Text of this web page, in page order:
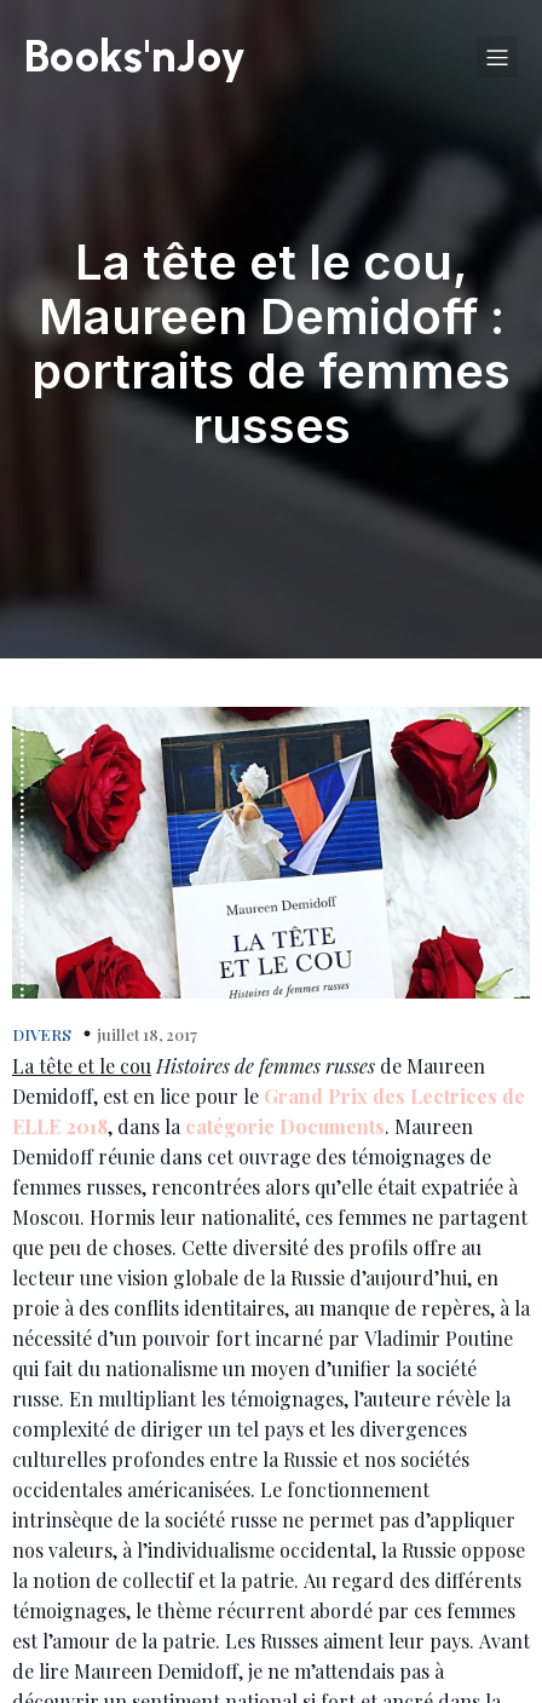
Books'nJoy
La tête et le cou,
Maureen Demidoff :
portraits de femmes
russes
DIVERS juillet 18, 2017
La tête et le cou Histoires de femmes russes de Maureen
Demidoff, est en lice pour le Grand Prix des Lectrices de
ELLE 2018, dans la catégorie Documents. Maureen
Demidoff réunie dans cet ouvrage des témoignages de
femmes russes, rencontrées alors qu’elle était expatriée à
Moscou. Hormis leur nationalité, ces femmes ne partagent
que peu de choses. Cette diversité des profils offre au
lecteur une vision globale de la Russie d’aujourd’hui, en
proie à des conflits identitaires, au manque de repères, à la
nécessité d’un pouvoir fort incarné par Vladimir Poutine
qui fait du nationalisme un moyen d’unifier la société
russe. En multipliant les témoignages, l’auteure révèle la
complexité de diriger un tel pays et les divergences
culturelles profondes entre la Russie et nos sociétés
occidentales américanisées. Le fonctionnement
intrinsèque de la société russe ne permet pas d’appliquer
nos valeurs, à l’individualisme occidental, la Russie oppose
la notion de collectif et la patrie. Au regard des différents
témoignages, le thème récurrent abordé par ces femmes
est l’amour de la patrie. Les Russes aiment leur pays. Avant
de lire Maureen Demidoff, je ne m’attendais pas à